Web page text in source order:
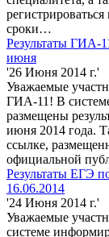
сроки…
Результаты ГИА-
июня
'26 Июня 2014 г.'
Уважаемые
ГИА-11! В
размещены
июня 2014 года.
ссылке,
официальной
Результаты ЕГЭ
16.06.2014
'24 Июня 2014 г.'
Уважаемые
системе